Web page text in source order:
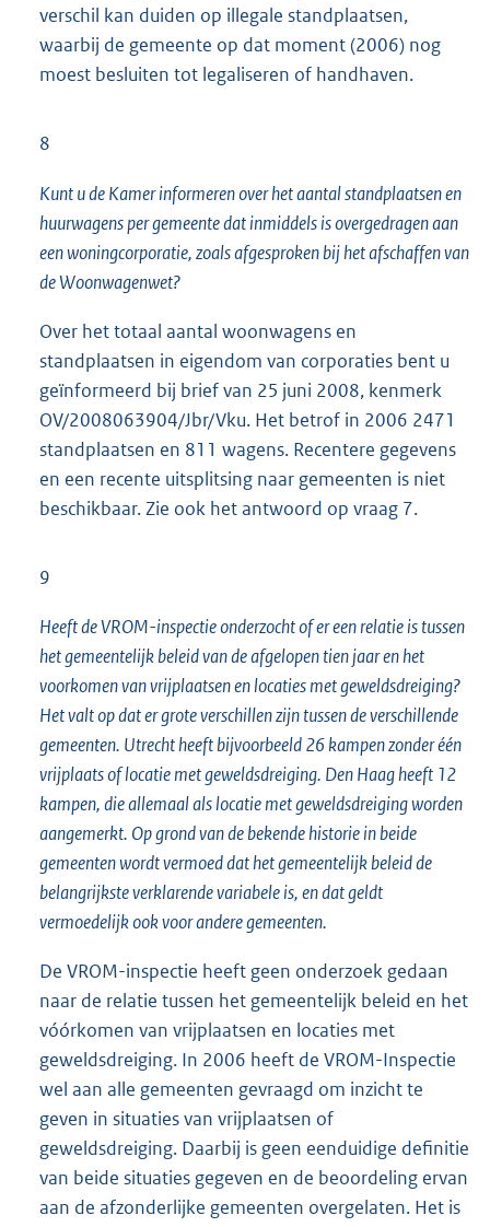
verschil kan duiden op illegale standplaatsen,
waarbij de gemeente op dat moment (2006) nog
moest besluiten tot legaliseren of handhaven.
8
Kunt u de Kamer informeren over het aantal standplaatsen en
huurwagens per gemeente dat inmiddels is overgedragen aan
een woningcorporatie, zoals afgesproken bij het afschaffen van
de Woonwagenwet?
Over het totaal aantal woonwagens en
standplaatsen in eigendom van corporaties bent u
geïnformeerd bij brief van 25 juni 2008, kenmerk
OV/2008063904/Jbr/Vku. Het betrof in 2006 2471
standplaatsen en 811 wagens. Recentere gegevens
en een recente uitsplitsing naar gemeenten is niet
beschikbaar. Zie ook het antwoord op vraag 7.
9
Heeft de VROM-inspectie onderzocht of er een relatie is tussen
het gemeentelijk beleid van de afgelopen tien jaar en het
voorkomen van vrijplaatsen en locaties met geweldsdreiging?
Het valt op dat er grote verschillen zijn tussen de verschillende
gemeenten. Utrecht heeft bijvoorbeeld 26 kampen zonder één
vrijplaats of locatie met geweldsdreiging. Den Haag heeft 12
kampen, die allemaal als locatie met geweldsdreiging worden
aangemerkt. Op grond van de bekende historie in beide
gemeenten wordt vermoed dat het gemeentelijk beleid de
belangrijkste verklarende variabele is, en dat geldt
vermoedelijk ook voor andere gemeenten.
De VROM-inspectie heeft geen onderzoek gedaan
naar de relatie tussen het gemeentelijk beleid en het
vóórkomen van vrijplaatsen en locaties met
geweldsdreiging. In 2006 heeft de VROM-Inspectie
wel aan alle gemeenten gevraagd om inzicht te
geven in situaties van vrijplaatsen of
geweldsdreiging. Daarbij is geen eenduidige definitie
van beide situaties gegeven en de beoordeling ervan
aan de afzonderlijke gemeenten overgelaten. Het is